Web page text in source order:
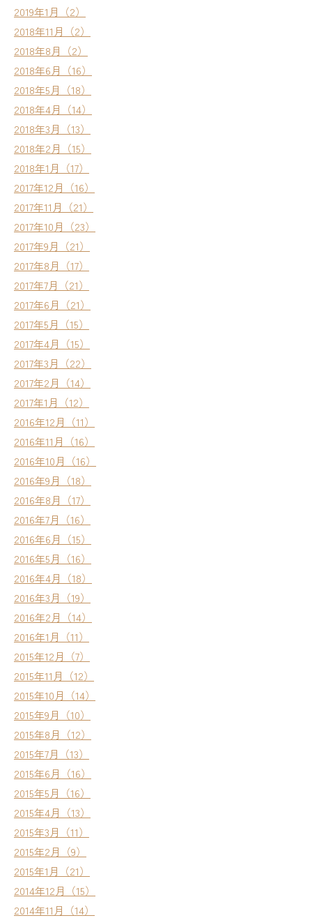
2019年1月（2）
2018年11月（2）
2018年8月（2）
2018年6月（16）
2018年5月（18）
2018年4月（14）
2018年3月（13）
2018年2月（15）
2018年1月（17）
2017年12月（16）
2017年11月（21）
2017年10月（23）
2017年9月（21）
2017年8月（17）
2017年7月（21）
2017年6月（21）
2017年5月（15）
2017年4月（15）
2017年3月（22）
2017年2月（14）
2017年1月（12）
2016年12月（11）
2016年11月（16）
2016年10月（16）
2016年9月（18）
2016年8月（17）
2016年7月（16）
2016年6月（15）
2016年5月（16）
2016年4月（18）
2016年3月（19）
2016年2月（14）
2016年1月（11）
2015年12月（7）
2015年11月（12）
2015年10月（14）
2015年9月（10）
2015年8月（12）
2015年7月（13）
2015年6月（16）
2015年5月（16）
2015年4月（13）
2015年3月（11）
2015年2月（9）
2015年1月（21）
2014年12月（15）
2014年11月（14）